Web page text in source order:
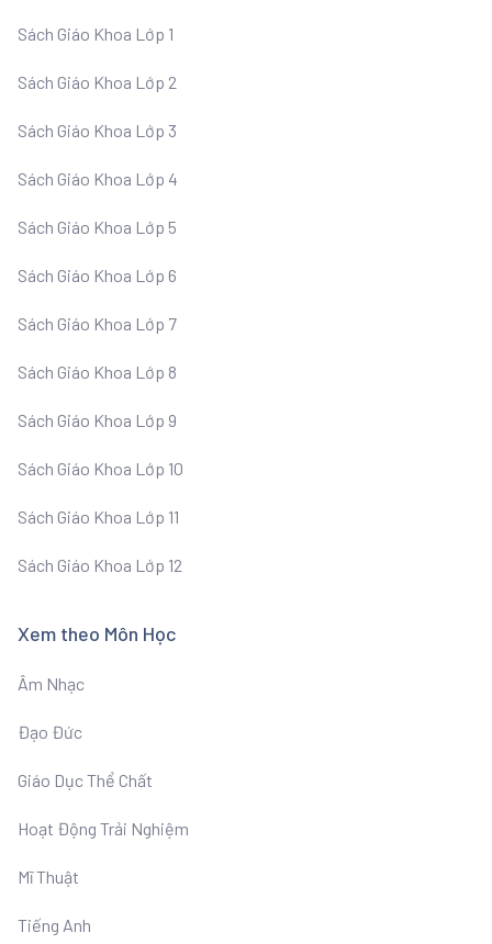
Sách Giáo Khoa Lớp 1
Sách Giáo Khoa Lớp 2
Sách Giáo Khoa Lớp 3
Sách Giáo Khoa Lớp 4
Sách Giáo Khoa Lớp 5
Sách Giáo Khoa Lớp 6
Sách Giáo Khoa Lớp 7
Sách Giáo Khoa Lớp 8
Sách Giáo Khoa Lớp 9
Sách Giáo Khoa Lớp 10
Sách Giáo Khoa Lớp 11
Sách Giáo Khoa Lớp 12
Xem theo Môn Học
Âm Nhạc
Đạo Đức
Giáo Dục Thể Chất
Hoạt Động Trải Nghiệm
Mĩ Thuật
Tiếng Anh